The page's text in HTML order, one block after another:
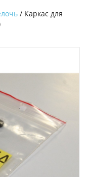
/ Каркас для